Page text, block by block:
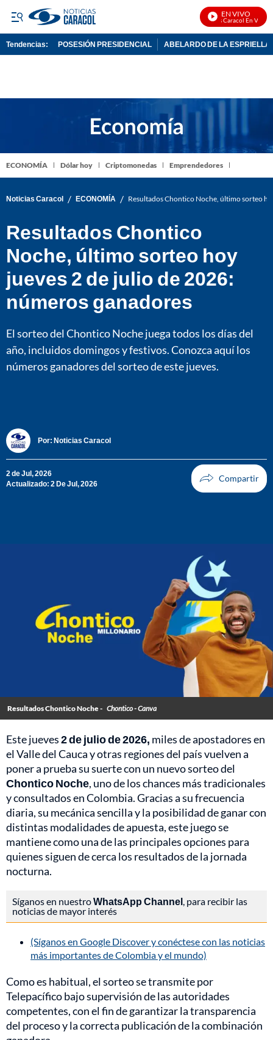
EN VIVO
Noticias Caracol En Vivo
Tendencias: POSESIÓN PRESIDENCIAL ABELARDO DE LA ESPRIELLA
ECONOMÍA Dólar hoy Criptomonedas Emprendedores
Noticias Caracol / ECONOMÍA / Resultados Chontico Noche, último sorteo
Resultados Chontico
Noche, último sorteo hoy
jueves 2 de julio de 2026:
números ganadores
El sorteo del Chontico Noche juega todos los días del
año, incluidos domingos y festivos. Conozca aquí los
números ganadores del sorteo de este jueves.
Por: Noticias Caracol
2 de Jul, 2026
Actualizado: 2 De Jul, 2026
Resultados Chontico Noche - Chontico - Canva
Este jueves2 de julio de 2026, miles de apostadores en
el Valle del Cauca y otras regiones del país vuelven a
poner a prueba su suerte con un nuevo sorteo del
Chontico Noche, uno de los chances más tradicionales
y consultados en Colombia. Gracias a su frecuencia
diaria, su mecánica sencilla y la posibilidad de ganar con
distintas modalidades de apuesta, este juego se
mantiene como una de las principales opciones para
quienes siguen de cerca los resultados de la jornada
nocturna.
Síganos en nuestroWhatsApp Channel, para recibir las
noticias de mayor interés
(Síganos en Google Discover y conéctese con las noticias
más importantes de Colombia y el mundo)
Como es habitual, el sorteo se transmite por
Telepacífico bajo supervisión de las autoridades
competentes, con el fin de garantizar la transparencia
del proceso y la correcta publicación de la combinación